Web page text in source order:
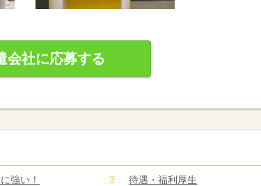
会社に応募する
強い！ 待遇・福利厚生